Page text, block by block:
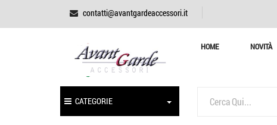
contatti@avantgardeaccessori.it
HOME NOVITÀ
CATEGORIE